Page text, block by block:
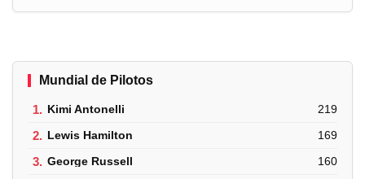
Mundial de Pilotos
1. Kimi Antonelli 219
2. Lewis Hamilton 169
3. George Russell 160